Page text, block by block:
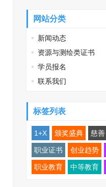
网站分类
新闻动态
资源与测绘类证书
学员报名
联系我们
标签列表
1+X 颁奖盛典 慈善
职业证书 创业趋势
职业教育 中等教育